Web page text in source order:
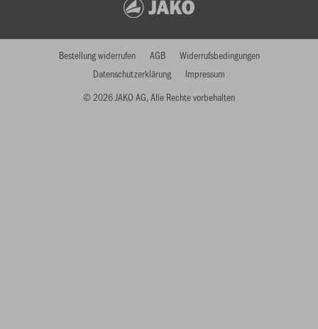
© 2026 JAKO AG, Alle Rechte vorbehalten
Bestellung widerrufen AGB
Widerrufsbedingungen
Datenschutzerklärung
Impressum